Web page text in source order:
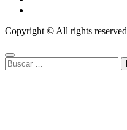
Copyright © All rights reserved
Buscar: